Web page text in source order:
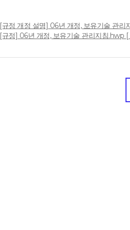
[규정 개정 설명] 06년 개정, 보유기술 관
[규정] 06년 개정, 보유기술 관리지침.hwp